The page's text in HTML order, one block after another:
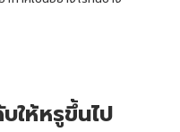
ให้หรูขึ้นไป